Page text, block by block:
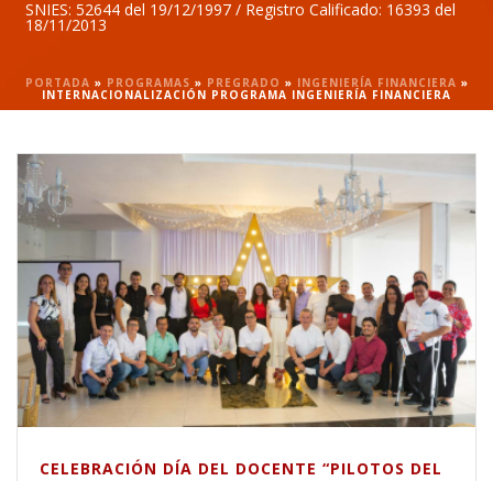
SNIES: 52644 del 19/12/1997 / Registro Calificado: 16393 del
18/11/2013
PORTADA » PROGRAMAS » PREGRADO » INGENIERÍA FINANCIERA »
INTERNACIONALIZACIÓN PROGRAMA INGENIERÍA FINANCIERA
CELEBRACIÓN DÍA DEL DOCENTE “PILOTOS DEL